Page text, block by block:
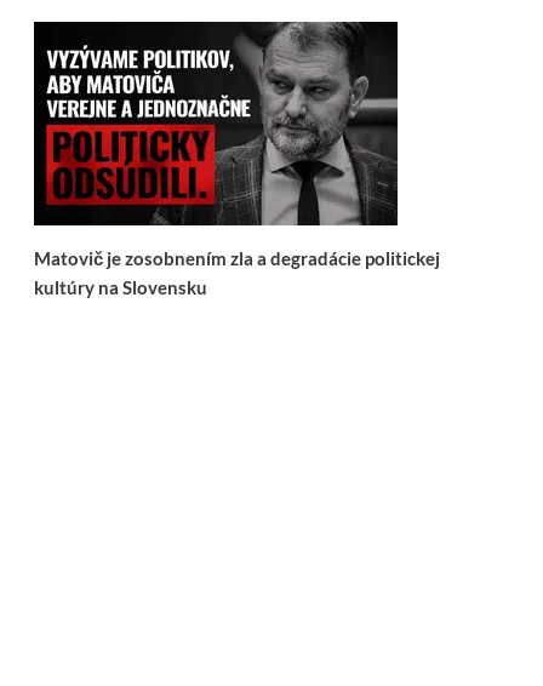
Matovič je zosobnením zla a degradácie politickej
kultúry na Slovensku